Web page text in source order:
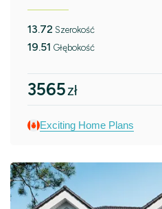
13.72 Szerokość
19.51 Głębokość
3565zł
Exciting Home Plans